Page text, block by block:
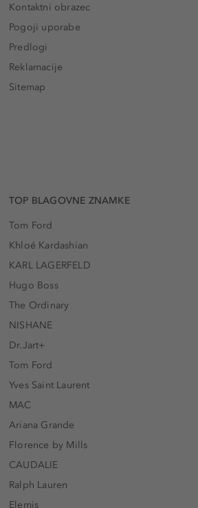
Kontaktni obrazec
Pogoji uporabe
Predlogi
Reklamacije
Sitemap
TOP BLAGOVNE ZNAMKE
Tom Ford
Khloé Kardashian
KARL LAGERFELD
Hugo Boss
The Ordinary
NISHANE
Dr.Jart+
Tom Ford
Yves Saint Laurent
MAC
Ariana Grande
Florence by Mills
CAUDALIE
Ralph Lauren
Elemis